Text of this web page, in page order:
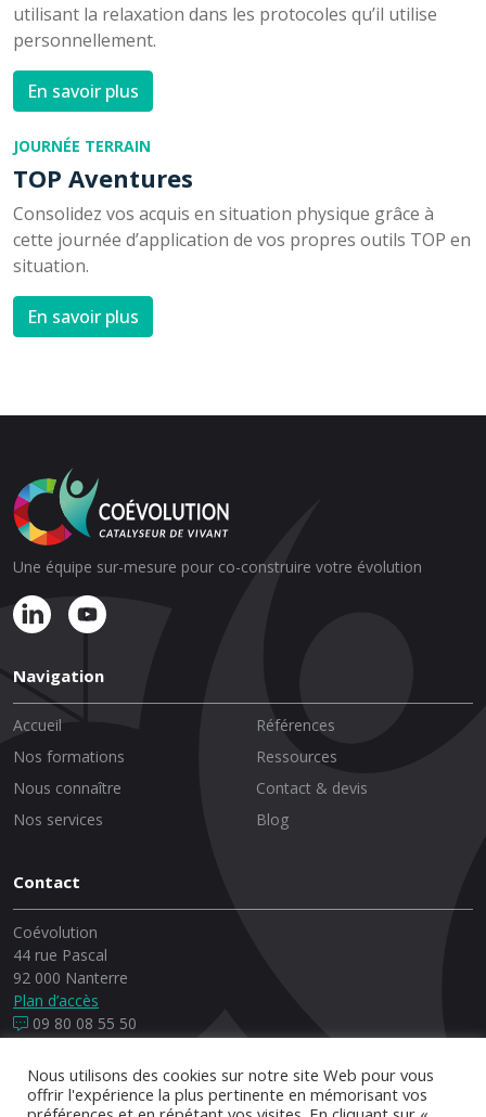
utilisant la relaxation dans les protocoles qu’il utilise
personnellement.
En savoir plus
JOURNÉE TERRAIN
TOP Aventures
Consolidez vos acquis en situation physique grâce à
cette journée d’application de vos propres outils TOP en
situation.
En savoir plus
Une équipe sur-mesure pour co-construire votre évolution
Navigation
Accueil
Nos formations
Nous connaître
Nos services
Références
Ressources
Contact & devis
Blog
Contact
Coévolution
44 rue Pascal
92 000 Nanterre
Plan d’accès
09 80 08 55 50
Nous utilisons des cookies sur notre site Web pour vous
offrir l'expérience la plus pertinente en mémorisant vos